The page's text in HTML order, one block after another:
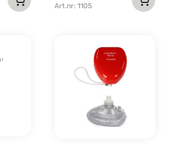
Art.nr: 1105